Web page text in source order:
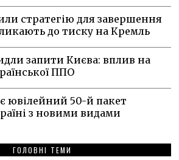
стратегію для завершення
до тиску на Кремль
запити Києва: вплив на
ППО
ювілейний 50-й пакет
з новими видами
ГОЛОВНІ ТЕМИ